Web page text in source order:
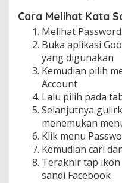
Cara Melihat Kata
Melihat
Buka aplikasi
yang digunakan
Kemudian pilih
Account
Lalu pilih pada
Selanjutnya
menemukan
Klik menu
Kemudian cari
Terakhir tap
sandi Facebook